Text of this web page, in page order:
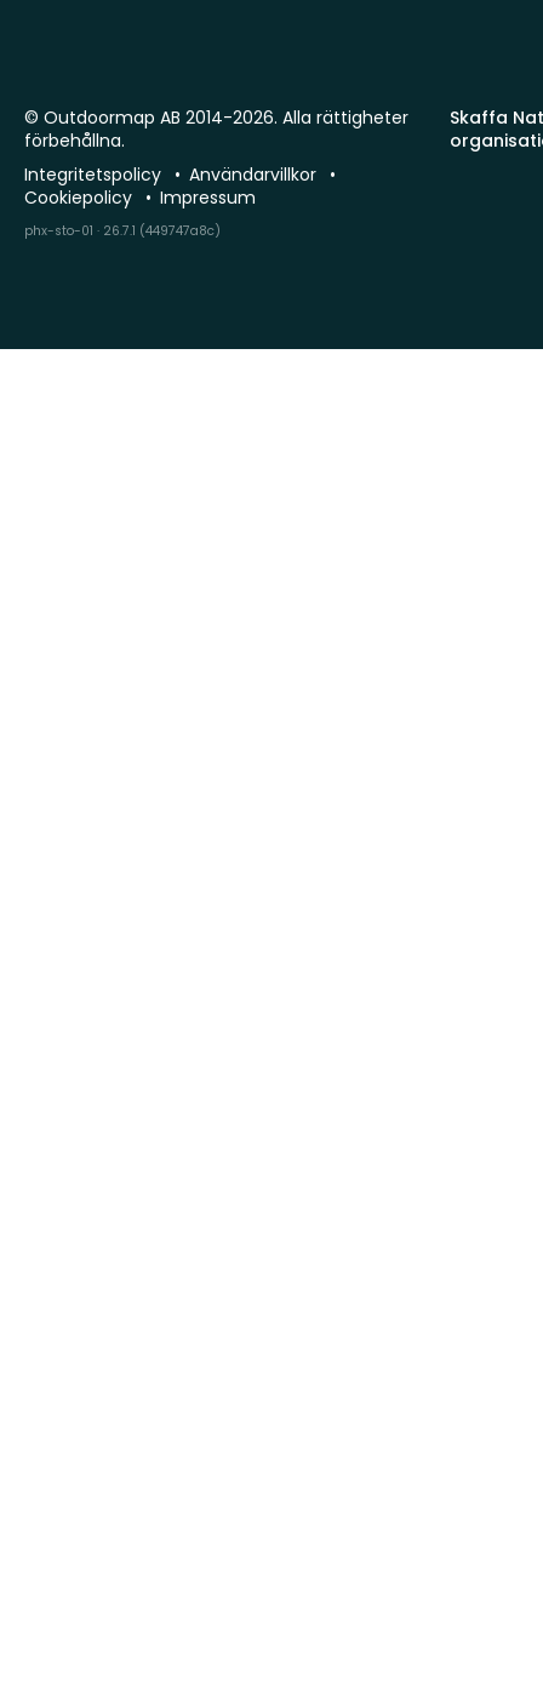
Skaffa
© Outdoormap AB 2014-2026. Alla rättigheter
förbehållna.
Integritetspolicy
Användarvillkor
Cookiepolicy
Impressum
phx-sto-01 · 26.7.1 (449747a8c)